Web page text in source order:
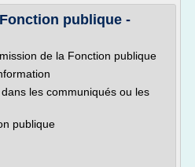
publique -
de la Fonction publique
les communiqués ou les
publique